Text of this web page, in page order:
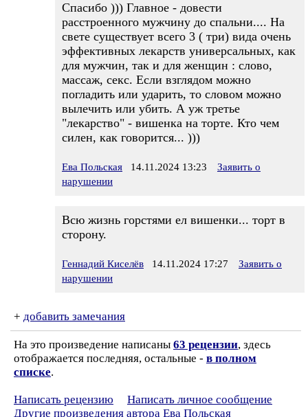
Спасибо ))) Главное - довести
расстроенного мужчину до спальни.... На
свете существует всего 3 ( три) вида очень
эффективных лекарств универсальных, как
для мужчин, так и для женщин : слово,
массаж, секс. Если взглядом можно
погладить или ударить, то словом можно
вылечить или убить. А уж третье
"лекарство" - вишенка на торте. Кто чем
силен, как говорится... )))
Ева Польская 14.11.2024 13:23
Заявить о
нарушении
Всю жизнь горстями ел вишенки... торт в
сторону.
Геннадий Киселёв 14.11.2024 17:27
Заявить о
нарушении
+ добавить замечания
На это произведение написаны 63 рецензии, здесь
отображается последняя, остальные - в полном
списке.
Написать рецензию
Написать личное сообщение
Другие произведения автора Ева Польская